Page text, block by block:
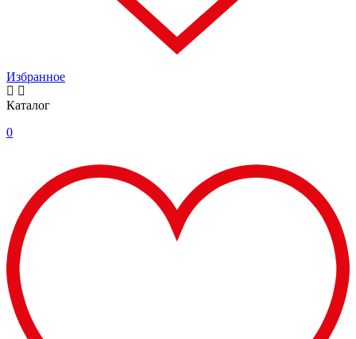
Избранное
Каталог
0